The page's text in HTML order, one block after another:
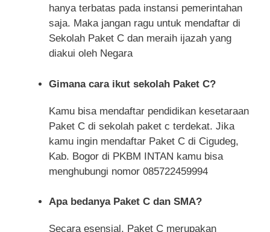
hanya terbatas pada instansi pemerintahan
saja. Maka jangan ragu untuk mendaftar di
Sekolah Paket C dan meraih ijazah yang
diakui oleh Negara
Gimana cara ikut sekolah Paket C?
Kamu bisa mendaftar pendidikan kesetaraan
Paket C di sekolah paket c terdekat. Jika
kamu ingin mendaftar Paket C di Cigudeg,
Kab. Bogor di PKBM INTAN kamu bisa
menghubungi nomor 085722459994
Apa bedanya Paket C dan SMA?
Secara esensial, Paket C merupakan